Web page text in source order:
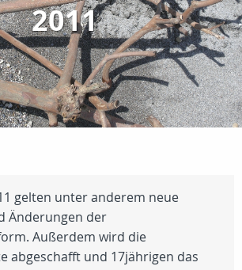
2011
gelten unter anderem neue
Änderungen der
Außerdem wird die
abgeschafft und 17jährigen das